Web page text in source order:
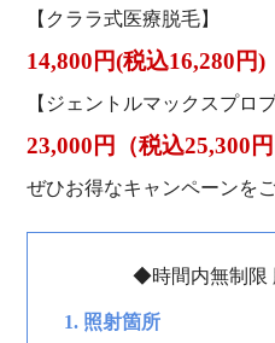
【クララ式医療脱毛】
14,800円(税込16,280円)
【ジェントルマックスプロ
23,000円（税込25,300円
ぜひお得なキャンペーンを
◆時間内無制限
1. 照射箇所